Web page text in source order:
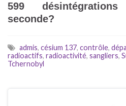
599
seconde?
admis, césium 137, contrôle,
radioactifs, radioactivité, sangliers,
Tchernobyl